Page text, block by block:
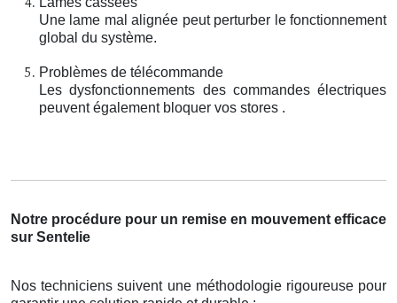
Une lame mal alignée peut perturber le fonctionnement
global du système.
Problèmes de télécommande
Les dysfonctionnements des commandes électriques
peuvent également bloquer vos stores .
Notre procédure pour un remise en mouvement efficace
sur Sentelie
Nos techniciens suivent une méthodologie rigoureuse pour